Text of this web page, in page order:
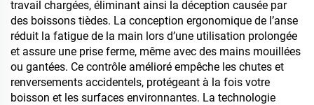
travail chargées, éliminant ainsi la déception causée par
des boissons tièdes. La conception ergonomique de l’anse
réduit la fatigue de la main lors d’une utilisation prolongée
et assure une prise ferme, même avec des mains mouillées
ou gantées. Ce contrôle amélioré empêche les chutes et
renversements accidentels, protégeant à la fois votre
boisson et les surfaces environnantes. La technologie